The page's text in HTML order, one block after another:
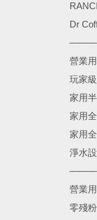
Dr
營業
玩家
家用
家用
家用
淨水
營業
零殘